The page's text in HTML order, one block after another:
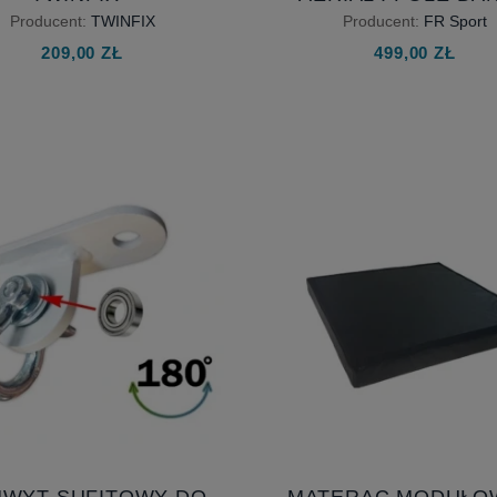
PUNKT
Producent: TWINFIX
209,00 ZŁ
SKŁADANY -
ANTYPOŚLIZGIEM
MATERAC POD
Producent: FR Sport
499,00 ZŁ